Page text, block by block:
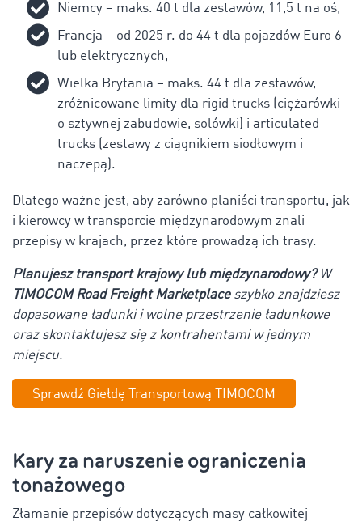
Niemcy – maks. 40 t dla zestawów, 11,5 t na oś,
Francja – od 2025 r. do 44 t dla pojazdów Euro 6
lub elektrycznych,
Wielka Brytania – maks. 44 t dla zestawów,
zróżnicowane limity dla rigid trucks (ciężarówki
o sztywnej zabudowie, solówki) i articulated
trucks (zestawy z ciągnikiem siodłowym i
naczepą).
Dlatego ważne jest, aby zarówno planiści transportu, jak
i kierowcy w transporcie międzynarodowym znali
przepisy w krajach, przez które prowadzą ich trasy.
Planujesz transport krajowy lub międzynarodowy?W
TIMOCOM Road Freight Marketplaceszybko znajdziesz
dopasowane ładunki i wolne przestrzenie ładunkowe
oraz skontaktujesz się z kontrahentami w jednym
miejscu.
Sprawdź Giełdę Transportową TIMOCOM
Kary za naruszenie ograniczenia
tonażowego
Złamanie przepisów dotyczących masy całkowitej